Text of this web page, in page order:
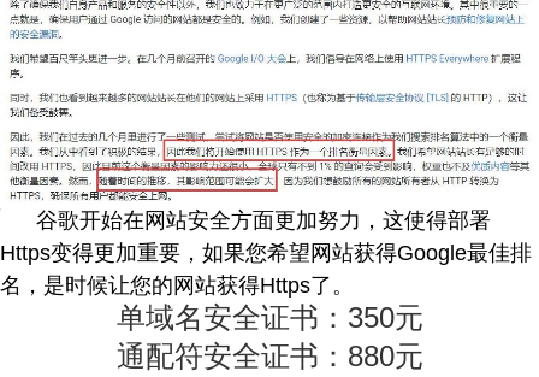
谷歌开始在网站安全方面更加努力，这使得部署
Https变得更加重要，如果您希望网站获得Google最佳排
名，是时候让您的网站获得Https了。
单域名安全证书：350元
通配符安全证书：880元